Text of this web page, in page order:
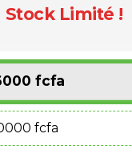
Stock Limité !
fcfa
fcfa